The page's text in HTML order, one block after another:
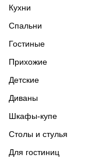
Кухни
Спальни
Гостиные
Прихожие
Детские
Диваны
Шкафы-купе
Столы и стулья
Для гостиниц